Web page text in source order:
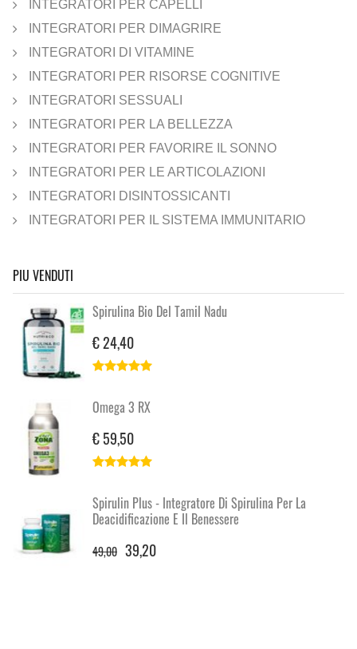
INTEGRATORI PER CAPELLI
INTEGRATORI PER DIMAGRIRE
INTEGRATORI DI VITAMINE
INTEGRATORI PER RISORSE COGNITIVE
INTEGRATORI SESSUALI
INTEGRATORI PER LA BELLEZZA
INTEGRATORI PER FAVORIRE IL SONNO
INTEGRATORI PER LE ARTICOLAZIONI
INTEGRATORI DISINTOSSICANTI
INTEGRATORI PER IL SISTEMA IMMUNITARIO
PIU VENDUTI
Spirulina Bio Del Tamil Nadu
€ 24,40
Omega 3 RX
€ 59,50
Spirulin Plus - Integratore Di Spirulina Per La
Deacidificazione E Il Benessere
49,00 39,20